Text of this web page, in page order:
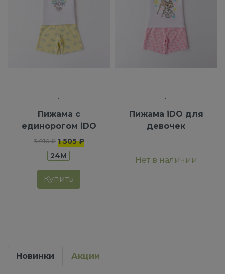
Пижама с
единорогом iDO
3 010 ₽ 1 505 ₽
24M
Купить
Пижама iDO для
девочек
Нет в наличии
Новинки Акции